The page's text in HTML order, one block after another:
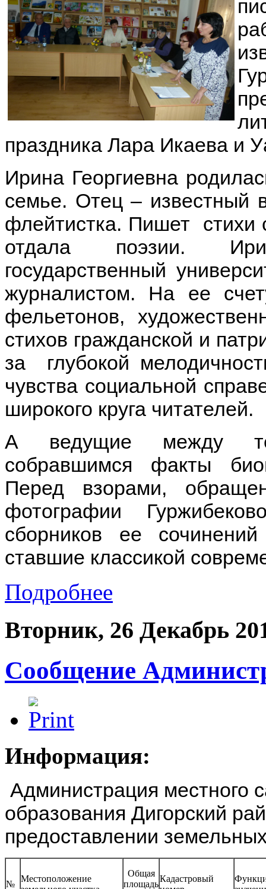
праздника Лара Икаева и
Ирина Георгиевна
семье. Отец – известный
флейтистка. Пишет стихи
отдала поэзии.
государственный
журналистом. На ее
фельетонов,
стихов гражданской и
за глубокой
чувства социальной
широкого круга читателей.
А ведущие между
собравшимся факты
Перед взорами,
фотографии
сборников ее
ставшие классикой
Подробнее
Вторник, 26 Декабрь
Сообщение
Информация:
Администрация местного
образования Дигорский
предоставлении
№
Местоположение
Общая
площадь
Кадастровый